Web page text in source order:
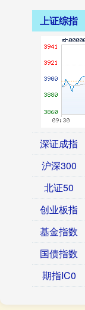
上证综指
深证成指
沪深300
北证50
创业板指
基金指数
国债指数
期指IC0